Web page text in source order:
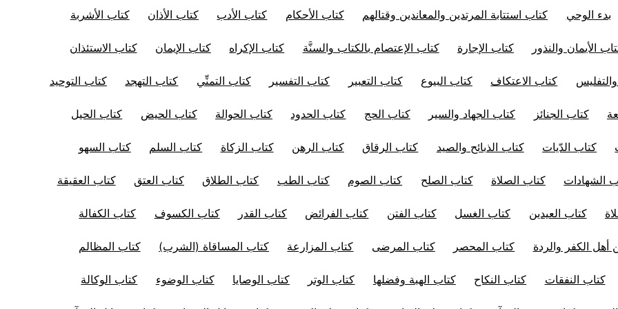
بدء الوحي كتاب استتابة المرتدين والمعاندين وقتالهم كتاب الأحكام كتاب الأدب كتاب الأذان كتاب الأشربة
الأيمان والنذور كتاب الإجارة كتاب الإعتصام بالكتاب والسنَّة كتاب الإكراه كتاب الإيمان كتاب الاستئذان
كتاب الاعتكاف كتاب البيوع كتاب التعبير كتاب التفسير كتاب التمنِّي كتاب التهجد كتاب التوحيد
كتاب الجنائز كتاب الجهاد والسير كتاب الحج كتاب الحدود كتاب الحوالة كتاب الحيض كتاب الحيل
كتاب الدّيات كتاب الذبائح والصيد كتاب الرقاق كتاب الرهن كتاب الزكاة كتاب السلم كتاب السهو
الشهادات كتاب الصلاة كتاب الصلح كتاب الصوم كتاب الطب كتاب الطلاق كتاب العتق كتاب العقيقة
كتاب العيدين كتاب الغسل كتاب الفتن كتاب الفرائض كتاب القدر كتاب الكسوف كتاب الكفالة
أهل الكفر والردة كتاب المحصر كتاب المرضى كتاب المزارعة كتاب المساقاة (الشرب) كتاب المظالم
كتاب النفقات كتاب النكاح كتاب الهبة وفضلها كتاب الوتر كتاب الوصايا كتاب الوضوء كتاب الوكالة